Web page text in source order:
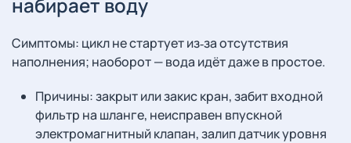
Симптомы: цикл не стартует из‑за отсутствия
наполнения; наоборот — вода идёт даже в простое.
Причины: закрыт или закис кран, забит входной
фильтр на шланге, неисправен впускной
электромагнитный клапан, залип датчик уровня